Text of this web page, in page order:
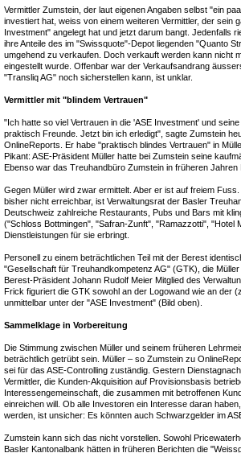
Vermittler Zumstein, der laut eigenen Angaben selbst "ein
investiert hat, weiss von einem weiteren Vermittler, der sein
Investment" angelegt hat und jetzt darum bangt. Jedenfalls
ihre Anteile des im "Swissquote"-Depot liegenden "Quanto
umgehend zu verkaufen. Doch verkauft werden kann nicht
eingestellt wurde. Offenbar war der Verkaufsandrang
"Transliq AG" noch sicherstellen kann, ist unklar.
Vermittler mit "blindem Vertrauen"
"Ich hatte so viel Vertrauen in die 'ASE Investment' und
praktisch Freunde. Jetzt bin ich erledigt", sagte Zumstein
OnlineReports. Er habe "praktisch blindes Vertrauen" in
Pikant: ASE-Präsident Müller hatte bei Zumstein seine
Ebenso war das Treuhandbüro Zumstein in früheren Jahren
Gegen Müller wird zwar ermittelt. Aber er ist auf freiem
bisher nicht erreichbar, ist Verwaltungsrat der Basler
Deutschweiz zahlreiche Restaurants, Pubs und Bars mit
("Schloss Bottmingen", "Safran-Zunft", "Ramazzotti", "Hotel
Dienstleistungen für sie erbringt.
Personell zu einem beträchtlichen Teil mit der Berest
"Gesellschaft für Treuhandkompetenz AG" (GTK), die
Berest-Präsident Johann Rudolf Meier Mitglied des
Frick figuriert die GTK sowohl an der Logowand wie an der
unmittelbar unter der "ASE Investment" (Bild oben).
Sammelklage in Vorbereitung
Die Stimmung zwischen Müller und seinem früheren
beträchtlich getrübt sein. Müller – so Zumstein zu
sei für das ASE-Controlling zuständig. Gestern
Vermittler, die Kunden-Akquisition auf Provisionsbasis
Interessengemeinschaft, die zusammen mit betroffenen
einreichen will. Ob alle Investoren ein Interesse daran
werden, ist unsicher: Es könnten auch Schwarzgelder im
Zumstein kann sich das nicht vorstellen. Sowohl
Basler Kantonalbank hätten in früheren Berichten die